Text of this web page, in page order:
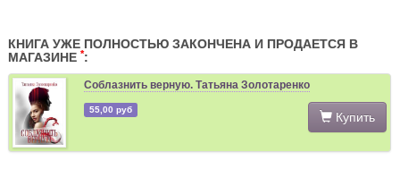
КНИГА УЖЕ ПОЛНОСТЬЮ ЗАКОНЧЕНА И ПРОДАЕТСЯ В
МАГАЗИНЕ*:
Соблазнить верную. Татьяна Золотаренко
Купить
55,00 руб